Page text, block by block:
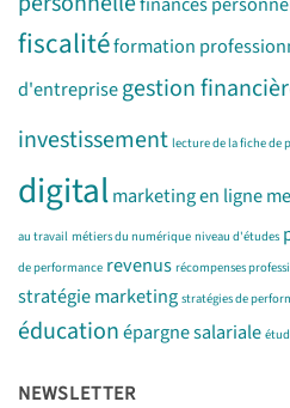
fiscalitéformation
d'entreprisegestion
investissement lecture de la fiche de
digitalmarketing en ligne
au travail métiers du numérique niveau d'études
de performance revenus récompenses
stratégie marketing stratégies de
éducationépargne salariale
NEWSLETTER